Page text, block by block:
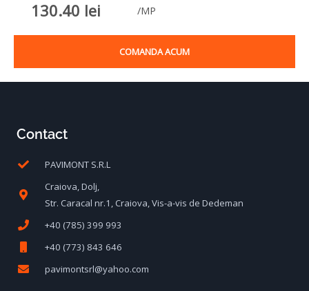
130.40 lei /MP
COMANDA ACUM
Contact
PAVIMONT S.R.L
Craiova, Dolj,
Str. Caracal nr.1, Craiova, Vis-a-vis de Dedeman
+40 (785) 399 993
+40 (773) 843 646
pavimontsrl@yahoo.com